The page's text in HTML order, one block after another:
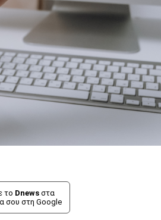
το Dnews στα
σου στη Google